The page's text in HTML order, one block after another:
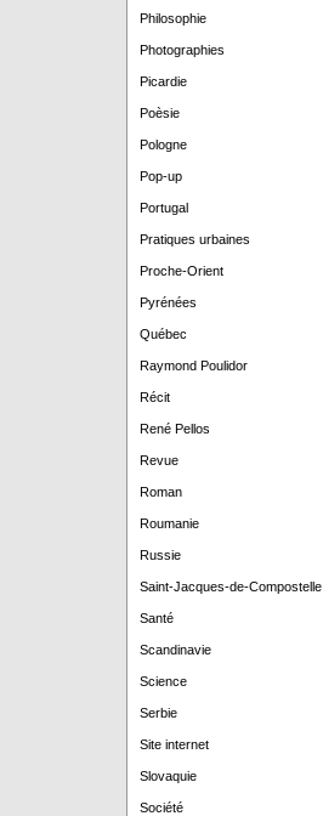
Philosophie
Photographies
Picardie
Poèsie
Pologne
Pop-up
Portugal
Pratiques urbaines
Proche-Orient
Pyrénées
Québec
Raymond Poulidor
Récit
René Pellos
Revue
Roman
Roumanie
Russie
Saint-Jacques-de-Compostelle
Santé
Scandinavie
Science
Serbie
Site internet
Slovaquie
Société